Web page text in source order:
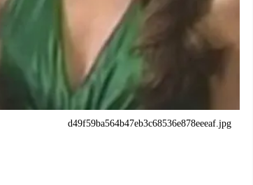
d49f59ba564b47eb3c68536e878eeeaf.jpg